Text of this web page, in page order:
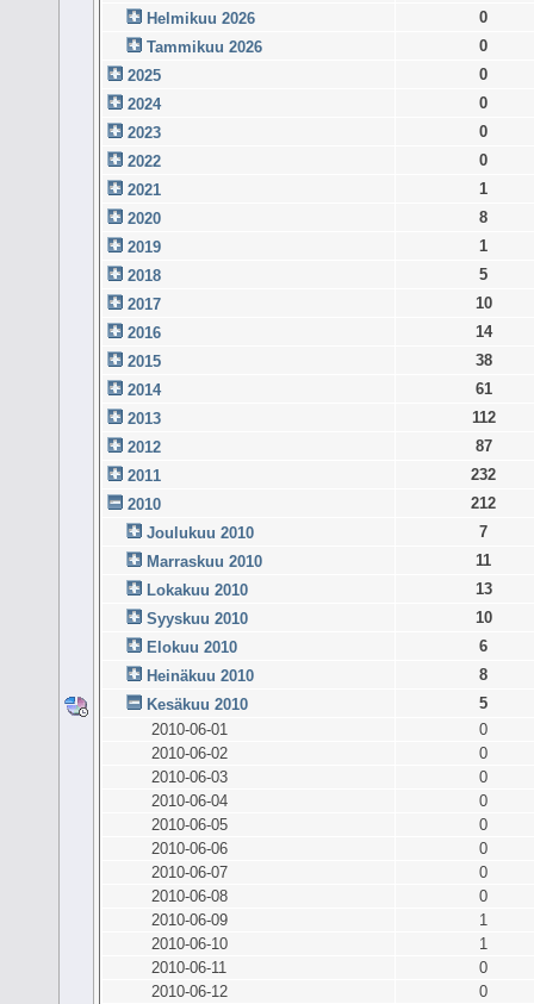
Helmikuu 2026
0
Tammikuu 2026
0
2025
0
2024
0
2023
0
2022
0
2021
1
2020
8
2019
1
2018
5
2017
10
2016
14
2015
38
2014
61
2013
112
2012
87
2011
232
2010
212
Joulukuu 2010
7
Marraskuu 2010
11
Lokakuu 2010
13
Syyskuu 2010
10
Elokuu 2010
6
Heinäkuu 2010
8
Kesäkuu 2010
5
2010-06-01
0
2010-06-02
0
2010-06-03
0
2010-06-04
0
2010-06-05
0
2010-06-06
0
2010-06-07
0
2010-06-08
0
2010-06-09
1
2010-06-10
1
2010-06-11
0
2010-06-12
0